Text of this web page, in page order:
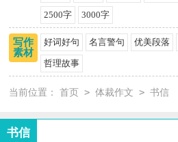
2500字 3000字
写作
素材
好词好句 名言警句 优美段落
哲理故事
当前位置： 首页 > 体裁作文 > 书信
书信